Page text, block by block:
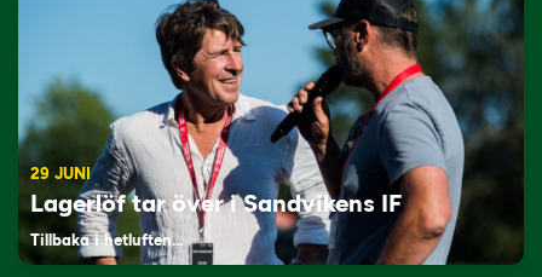
29 JUNI
Lagerlöf tar över i Sandvikens IF
Tillbaka i hetluften…